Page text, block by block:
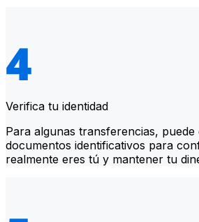
Verifica tu identidad
Para algunas transferencias, puede
documentos identificativos para
realmente eres tú y mantener tu